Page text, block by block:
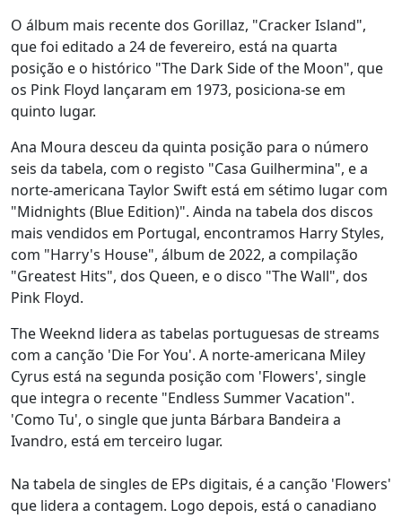
O álbum mais recente dos Gorillaz, "Cracker Island",
que foi editado a 24 de fevereiro, está na quarta
posição e o histórico "The Dark Side of the Moon", que
os Pink Floyd lançaram em 1973, posiciona-se em
quinto lugar.
Ana Moura desceu da quinta posição para o número
seis da tabela, com o registo "Casa Guilhermina", e a
norte-americana Taylor Swift está em sétimo lugar com
"Midnights (Blue Edition)". Ainda na tabela dos discos
mais vendidos em Portugal, encontramos Harry Styles,
com "Harry's House", álbum de 2022, a compilação
"Greatest Hits", dos Queen, e o disco "The Wall", dos
Pink Floyd.
The Weeknd lidera as tabelas portuguesas de streams
com a canção 'Die For You'. A norte-americana Miley
Cyrus está na segunda posição com 'Flowers', single
que integra o recente "Endless Summer Vacation".
'Como Tu', o single que junta Bárbara Bandeira a
Ivandro, está em terceiro lugar.
Na tabela de singles de EPs digitais, é a canção 'Flowers'
que lidera a contagem. Logo depois, está o canadiano